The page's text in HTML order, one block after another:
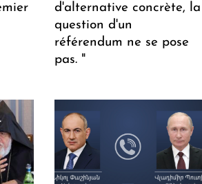
d'alternative concrète, la
question d'un
référendum ne se pose
pas. "